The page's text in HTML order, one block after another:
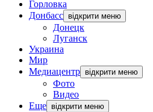
Горловка
Донбасс відкрити меню
Донецк
Луганск
Украина
Мир
Медиацентр відкрити меню
Фото
Видео
Еще відкрити меню